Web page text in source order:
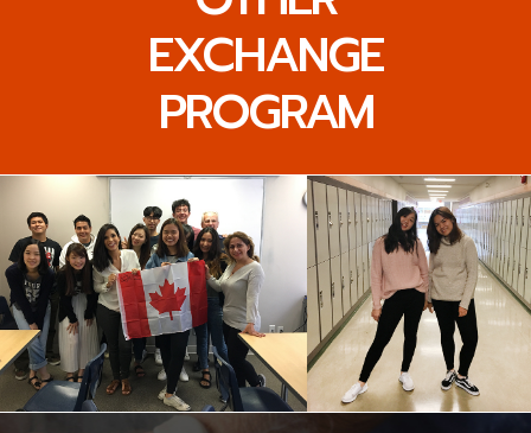
EXCHANGE
PROGRAM